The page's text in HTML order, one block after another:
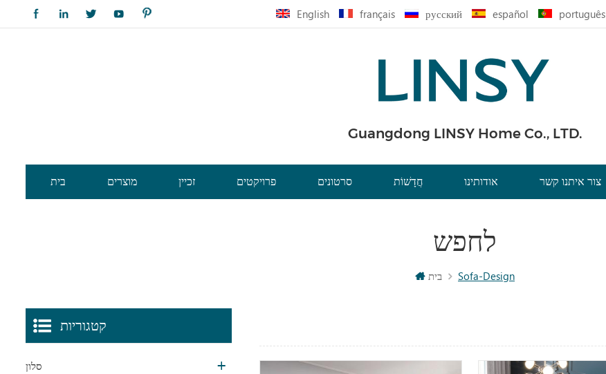
English français русский español português
Guangdong LINSY Home Co., LTD.
בית מוצרים זכיין פרויקטים סרטונים חֲדָשׁוֹת אודותינו צור איתנו קשר
לחפש
בית Sofa-Design
קטגוריות
סלון